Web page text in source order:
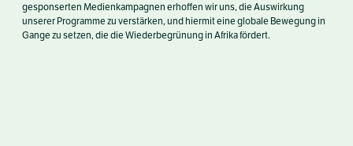
gesponserten Medienkampagnen erhoffen wir uns, die Auswirkung
unserer Programme zu verstärken, und hiermit eine globale Bewegung in
Gange zu setzen, die die Wiederbegrünung in Afrika fördert.